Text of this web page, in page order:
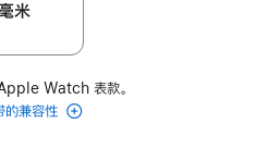
米
Watch 表款。
的兼容性